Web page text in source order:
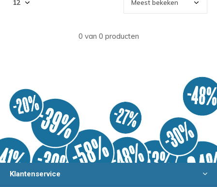
0 van 0 producten
Klantenservice